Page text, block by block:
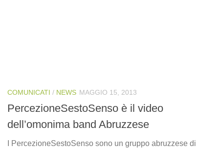
COMUNICATI / NEWS MAGGIO 15, 2013
PercezioneSestoSenso è il video
dell’omonima band Abruzzese
I PercezioneSestoSenso sono un gruppo abruzzese di